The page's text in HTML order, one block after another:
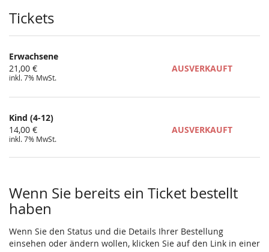
Produkte
Tickets
Erwachsene
21,00 €
inkl. 7% MwSt.
AUSVERKAUFT
Kind (4-12)
14,00 €
inkl. 7% MwSt.
AUSVERKAUFT
Wenn Sie bereits ein Ticket bestellt
haben
Wenn Sie den Status und die Details Ihrer Bestellung
einsehen oder ändern wollen, klicken Sie auf den Link in einer